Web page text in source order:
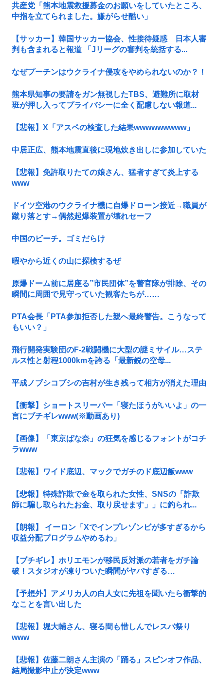
共産党「熊本地震救援募金のお願いをしていたところ、
中指を立てられました。嫌がらせ酷い」
【サッカー】韓国サッカー協会、性接待疑惑 日本人審
判も含まれると報道 「Jリーグの審判を統括する...
なぜプーチンはウクライナ侵攻をやめられないのか？！
熊本県知事の要請をガン無視したTBS、避難所に取材
班が押し入ってプライバシーに全く配慮しない報道...
【悲報】X「アスペの検査した結果wwwwwwwww」
中居正広、熊本地震直後に現地炊き出しに参加していた
【悲報】免許取りたての娘さん、猛者すぎて炎上する
www
ドイツ空港のウクライナ機に自爆ドローン接近→職員が
蹴り落とす→偶然起爆装置が壊れセーフ
中国のビーチ。ゴミだらけ
暇やから近くの山に探検するぜ
原爆ドーム前に居座る”市民団体”を警官隊が排除、その
瞬間に周囲で見守っていた観客たちが……
PTA会長「PTA参加拒否した親へ最終警告。こうなって
もいい？」
飛行開発実験団のF-2戦闘機に大型の謎ミサイル…ステ
ルス性と射程1000kmを誇る「最新鋭の空母...
平成ノブシコブシの吉村が生き残って相方が消えた理由
【衝撃】ショートスリーパー「寝たほうがいいよ」の一
言にブチギレwww(※動画あり)
【画像】「東京ばな奈」の狂気を感じるフォントがコチ
ラwww
【悲報】ワイド底辺、マックでガチのド底辺飯www
【悲報】特殊詐欺で金を取られた女性、SNSの「詐欺
師に騙し取られたお金、取り戻せます」」に釣られ...
【朗報】 イーロン「Xでインプレゾンビが多すぎるから
収益分配プログラムやめるわ」
【ブチギレ】ホリエモンが移民反対派の若者をガチ論
破！スタジオが凍りついた瞬間がヤバすぎる…
【予想外】アメリカ人の白人女に先祖を聞いたら衝撃的
なことを言い出した
【悲報】堀大輔さん、寝る間も惜しんでレスバ祭り
www
【悲報】佐藤二朗さん主演の「踊る」スピンオフ作品、
結局撮影中止が決定www